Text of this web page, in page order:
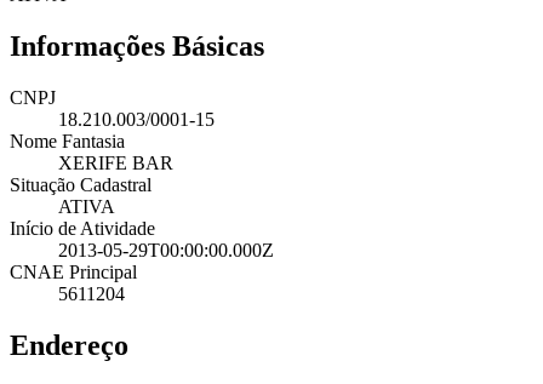
Informações Básicas
CNPJ
18.210.003/0001-15
Nome Fantasia
XERIFE BAR
Situação Cadastral
ATIVA
Início de Atividade
2013-05-29T00:00:00.000Z
CNAE Principal
5611204
Endereço